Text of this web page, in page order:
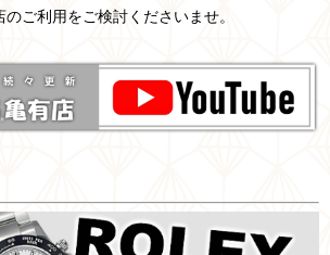
ご利用をご検討くださいませ。